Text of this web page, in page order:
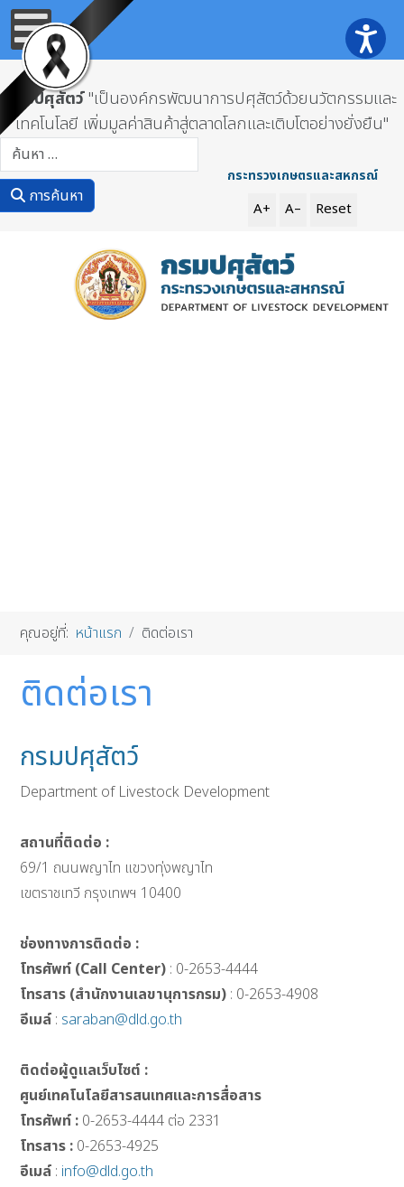
กรมปศุสัตว์"เป็นองค์กรพัฒนาการปศุสัตว์ด้วยนวัตกรรมและ
เทคโนโลยี เพิ่มมูลค่าสินค้าสู่ตลาดโลกและเติบโตอย่างยั่งยืน"
การค้นหา
กระทรวงเกษตรและสหกรณ์
A+ A– Reset
คุณอยู่ที่: หน้าแรก ติดต่อเรา
ติดต่อเรา
กรมปศุสัตว์
Department of Livestock Development
สถานที่ติดต่อ :
69/1 ถนนพญาไท แขวงทุ่งพญาไท
เขตราชเทวี กรุงเทพฯ 10400
ช่องทางการติดต่อ :
โทรศัพท์ (Call Center) : 0-2653-4444
โทรสาร (สำนักงานเลขานุการกรม) : 0-2653-4908
อีเมล์ : saraban@dld.go.th
ติดต่อผู้ดูแลเว็บไซต์ :
ศูนย์เทคโนโลยีสารสนเทศและการสื่อสาร
โทรศัพท์ : 0-2653-4444 ต่อ 2331
โทรสาร : 0-2653-4925
อีเมล์ : info@dld.go.th